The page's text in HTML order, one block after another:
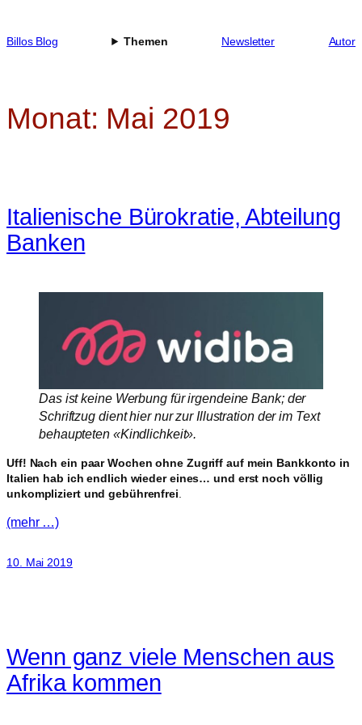
springen
Billos Blog Themen Newsletter Autor
Monat: Mai 2019
Italienische Bürokratie, Abteilung
Banken
Das ist keine Werbung für irgendeine Bank; der
Schriftzug dient hier nur zur Illustration der im Text
behaupteten «Kindlichkeit».
Uff! Nach ein paar Wochen ohne Zugriff auf mein Bankkonto in
Italien hab ich endlich wieder eines… und erst noch völlig
unkompliziert und gebührenfrei
(mehr …)
10. Mai 2019
Wenn ganz viele Menschen aus
Afrika kommen